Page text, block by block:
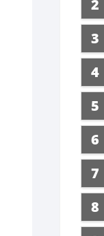
2
3
4
5
6
7
8